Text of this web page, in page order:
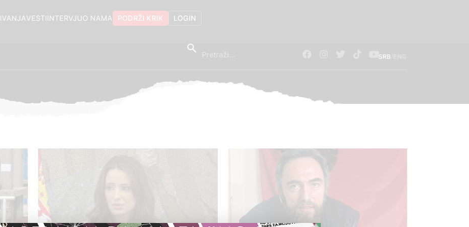
LOGIN
PODRŽI KRIK
O NAMA
INTERVJU
VESTI
SRB